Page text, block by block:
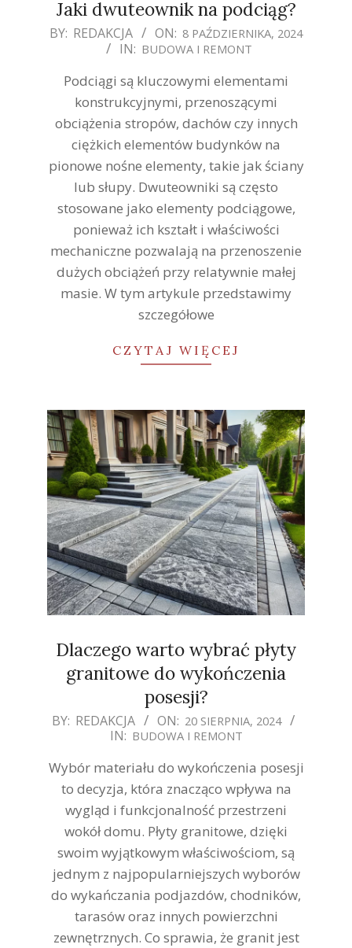
Jaki dwuteownik na podciąg?
2024-
BY: REDAKCJA ON: 8 PAŹDZIERNIKA, 2024
IN: BUDOWA I REMONT
Podciągi są kluczowymi elementami
konstrukcyjnymi, przenoszącymi
obciążenia stropów, dachów czy innych
ciężkich elementów budynków na
pionowe nośne elementy, takie jak ściany
lub słupy. Dwuteowniki są często
stosowane jako elementy podciągowe,
ponieważ ich kształt i właściwości
mechaniczne pozwalają na przenoszenie
dużych obciążeń przy relatywnie małej
masie. W tym artykule przedstawimy
szczegółowe
CZYTAJ WIĘCEJ
Dlaczego warto wybrać płyty
granitowe do wykończenia
posesji?
2024-
20
BY: REDAKCJA ON: 20 SIERPNIA, 2024
IN: BUDOWA I REMONT
Wybór materiału do wykończenia posesji
to decyzja, która znacząco wpływa na
wygląd i funkcjonalność przestrzeni
wokół domu. Płyty granitowe, dzięki
swoim wyjątkowym właściwościom, są
jednym z najpopularniejszych wyborów
do wykańczania podjazdów, chodników,
tarasów oraz innych powierzchni
zewnętrznych. Co sprawia, że granit jest